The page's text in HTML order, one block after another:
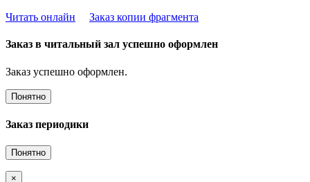
Читать онлайн
Заказ копии фрагмента
Заказ в читальный зал успешно оформлен
Заказ успешно оформлен.
Понятно
Заказ периодики
Понятно
×